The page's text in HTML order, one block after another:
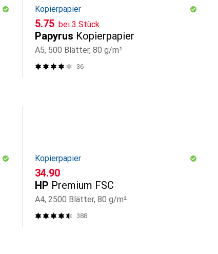
Kopierpapier
CHF
5.75 bei 3 Stück
Papyrus Kopierpapier
A5, 500 Blätter, 80 g/m²
36
Kopierpapier
CHF
34.90
HP Premium FSC
A4, 2500 Blätter, 80 g/m²
388